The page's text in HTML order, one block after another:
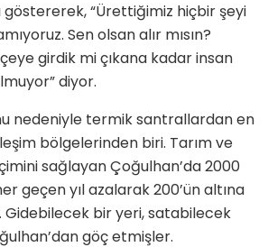
göstererek, “Ürettiğimiz hiçbir şeyi
Sen olsan alır mısın?
girdik mi çıkana kadar insan
diyor.
nedeniyle termik santrallardan en
bölgelerinden biri. Tarım ve
sağlayan Çoğulhan’da 2000
geçen yıl azalarak 200’ün altına
Gidebilecek bir yeri, satabilecek
göç etmişler.